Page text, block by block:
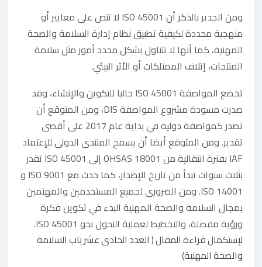
ومن الجدير بالذكر أن ISO 45001 لا تنص على معايير أو
منهجية محددة لكيفية تطبيق نظام إدارة السلامة والصحة
المهنية، كما أنها لا تتناول بشكل محدد أمور مثل سلامة
المنتجات، إتلاف الممتلكات أو الأثر البيئي.
تخضع المواصفة ISO 45001 حاليا للتكوين والإنشاء، وقد
صدرت مسودة مشروع المواصفة DIS، ومن المتوقع أن
تصدر كمواصفة دولية في بداية عام 2017 على أقصى
تقدير. ومن المتوقع أيضا أن يسمح المنتدى الدولى للإعتماد
IAF بفترة انتقالية من OHSAS 18001 إلى 45001 ISO تقدر
بثلاث سنوات تبدأ من تاريخ الإصدار، كما حدث مع ISO 9001 و
ISO 14001. ومن الضرورى لجميع المستخدمين والمهتمين
بمجال السلامة والصحة المهنية البدء في تكوين فكرة
ورؤية مفصلة، والتخطيط لعملية التحول نحو ISO 45001.
لإستكمال قراءة المقال ( العدد الحادى عشر باب السلامة
والصحة المهنية)